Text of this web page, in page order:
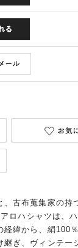
古布蒐集家の持
ロハシャツは、
緯から、絹100
ぎ、ヴィンテー